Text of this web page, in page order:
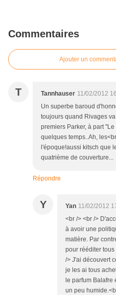
Commentaires
Ajouter un
T Tannhauser 11/02/2012
Un superbe baroud
toujours quand Rivages
premiers Parker, à part
quelques temps..Ah,
l'époque!aussi kitsch que
quatrième de couverture...
Répondre
Y Yan 11/02/2012
<br /> <br />
à avoir une
matière. Par
pour rééditer
/> J'ai découvert
je les ai tous
le parfum
un peu